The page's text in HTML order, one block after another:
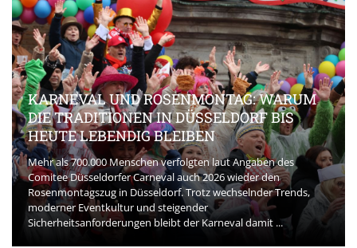
KARNEVAL UND ROSENMONTAG: WARUM
DIE TRADITIONEN IN DÜSSELDORF BIS
HEUTE LEBENDIG BLEIBEN
Mehr als 700.000 Menschen verfolgten laut Angaben des
Comitee Düsseldorfer Carneval auch 2026 wieder den
Rosenmontagszug in Düsseldorf. Trotz wechselnder Trends,
moderner Eventkultur und steigender
Sicherheitsanforderungen bleibt der Karneval damit ...